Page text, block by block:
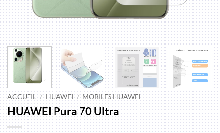
ACCUEIL / HUAWEI / MOBILES HUAWEI
HUAWEI Pura 70 Ultra